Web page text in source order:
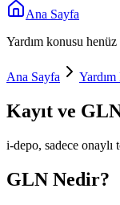
Ana Sayfa
Yardım konusu henüz
Ana Sayfa
Kayıt ve
i-depo, sadece
GLN Nedir?